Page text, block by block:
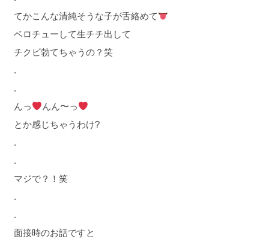
てかこんな清純そうな子が舌絡めて
ベロチューして生チチ出して
チクビ勃てちゃうの？笑
.
.
んっ
んん〜っ
とか感じちゃうわけ?
.
.
マジで？！笑
.
.
面接時のお話ですと